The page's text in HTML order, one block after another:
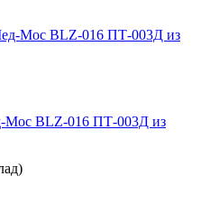
Мос BLZ-016 ПТ-003Д из